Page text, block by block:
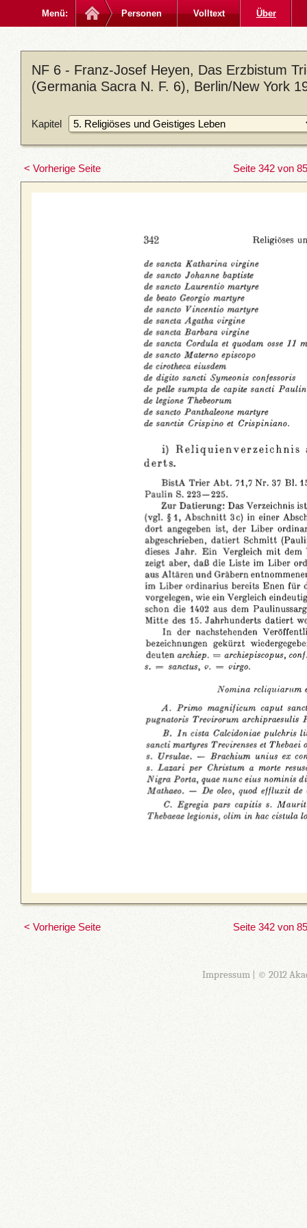
Menü: Personen Volltext Über
NF 6 - Franz-Josef Heyen, Das Erzbistum
(Germania Sacra N. F. 6), Berlin/New York
Kapitel
< Vorherige Seite Seite 342 von
< Vorherige Seite Seite 342 von
Impressum| © 2012